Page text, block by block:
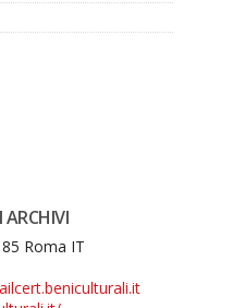
ARCHIVI
Roma IT